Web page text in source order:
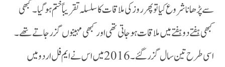
سے پڑھانا شروع کیا تو پھر روز کی ملاقات کا سلسلہ تقریباً ختم ہو گیا۔ کبھی
کبھی ہفتے دو ہفتے میں ملاقات ہو جاتی تھی اور کبھی مہینوں گزر جا تے تھے۔
اسی طرح تین سال گزر گئے ۔ 2016 میں اس نے ایم فل اردو میں